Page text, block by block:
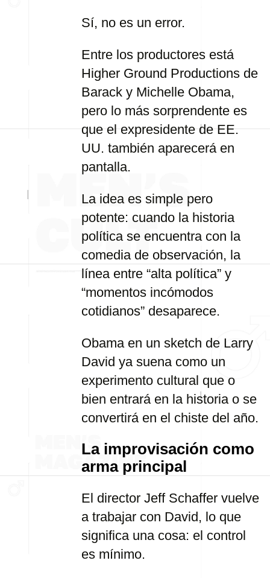
Sí, no es un error.
Entre los productores está
Higher Ground Productions de
Barack y Michelle Obama,
pero lo más sorprendente es
que el expresidente de EE.
UU. también aparecerá en
pantalla.
La idea es simple pero
potente: cuando la historia
política se encuentra con la
comedia de observación, la
línea entre “alta política” y
“momentos incómodos
cotidianos” desaparece.
Obama en un sketch de Larry
David ya suena como un
experimento cultural que o
bien entrará en la historia o se
convertirá en el chiste del año.
La improvisación como
arma principal
El director Jeff Schaffer vuelve
a trabajar con David, lo que
significa una cosa: el control
es mínimo.